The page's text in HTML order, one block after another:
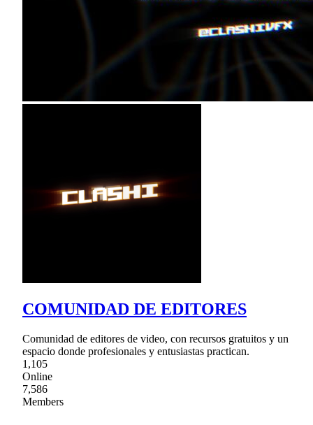
COMUNIDAD DE EDITORES
Comunidad de editores de video, con recursos gratuitos y un
espacio donde profesionales y entusiastas practican.
1,105
Online
7,586
Members